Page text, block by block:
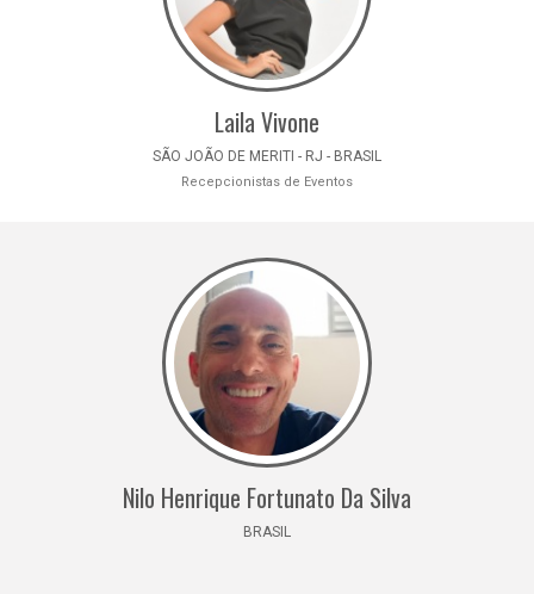
Laila Vivone
SÃO JOÃO DE MERITI - RJ - BRASIL
Recepcionistas de Eventos
Nilo Henrique Fortunato Da Silva
BRASIL